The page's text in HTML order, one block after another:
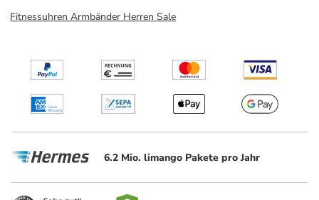
Fitnessuhren Armbänder Herren Sale
6.2 Mio. limango Pakete pro Jahr